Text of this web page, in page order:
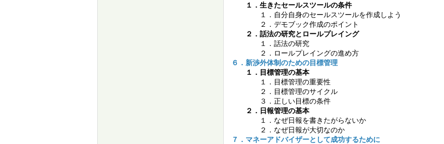
１．生きたセールスツールの条件
１．自分自身のセールスツールを作成しよう
２．デモブック作成のポイント
２．話法の研究とロールプレイング
１．話法の研究
２．ロールプレイングの進め方
６．新渉外体制のための目標管理
１．目標管理の基本
１．目標管理の重要性
２．目標管理のサイクル
３．正しい目標の条件
２．日報管理の基本
１．なぜ日報を書きたがらないか
２．なぜ日報が大切なのか
７．マネーアドバイザーとして成功するために